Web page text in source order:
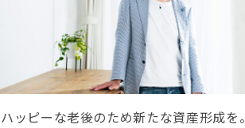
ハッピーな老後のため新たな資産形成を。